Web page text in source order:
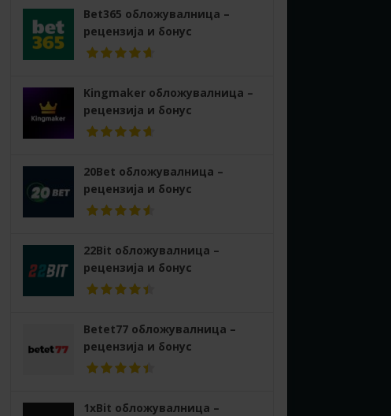
Bet365 обложувалница –
рецензија и бонус
Kingmaker обложувалница –
рецензија и бонус
20Bet обложувалница –
рецензија и бонус
22Bit обложувалница –
рецензија и бонус
Betet77 обложувалница –
рецензија и бонус
1xBit обложувалница –